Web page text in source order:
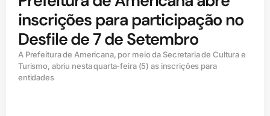
inscrições para participação no
Desfile de 7 de Setembro
A Prefeitura de Americana, por meio da Secretaria de Cultura e
Turismo, abriu nesta quarta-feira (5) as inscrições para
entidades